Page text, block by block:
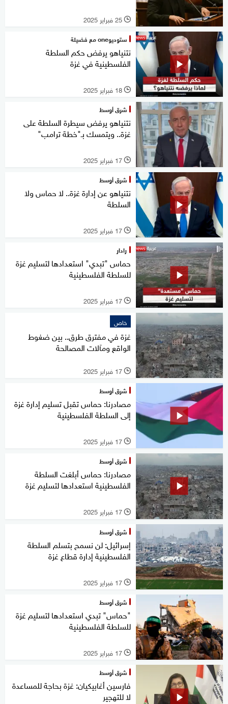
l 25 فبراير 2025
ستوديوone مع فضيلة
نتنياهو يرفض حكم السلطة
الفلسطينية في غزة
l 18 فبراير 2025
شرق أوسط
نتنياهو يرفض سيطرة السلطة على
غزة.. ويتمسك بـ"خطة ترامب"
l 17 فبراير 2025
شرق أوسط
نتنياهو عن إدارة غزة.. لا حماس ولا
السلطة
l 17 فبراير 2025
رادار
حماس "تبدي" استعدادها لتسليم غزة
للسلطة الفلسطينية
l 17 فبراير 2025
خاص
غزة في مفترق طرق.. بين ضغوط
الواقع ومآلات المصالحة
l 17 فبراير 2025
شرق أوسط
مصادرنا: حماس تقبل تسليم إدارة غزة
إلى السلطة الفلسطينية
l 17 فبراير 2025
شرق أوسط
مصادرنا: حماس أبلغت السلطة
الفلسطينية استعدادها لتسليم غزة
l 17 فبراير 2025
شرق أوسط
إسرائيل: لن نسمح بتسلم السلطة
الفلسطينية إدارة قطاع غزة
l 17 فبراير 2025
شرق أوسط
"حماس" تبدي استعدادها لتسليم غزة
للسلطة الفلسطينية
l 17 فبراير 2025
شرق أوسط
فارسين أغابيكيان: غزة بحاجة للمساعدة
لا للتهجير